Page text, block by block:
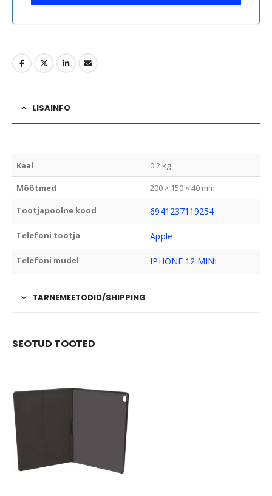
LISAINFO
Kaal 0.2 kg
Mõõtmed 200 × 150 × 40 mm
Tootjapoolne kood 6941237119254
Telefoni tootja Apple
Telefoni mudel IPHONE 12 MINI
TARNEMEETODID/SHIPPING
SEOTUD TOOTED